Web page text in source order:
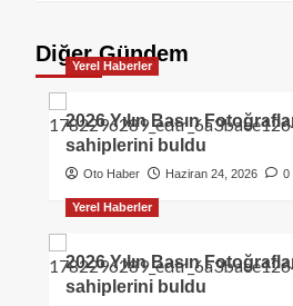
Diğer Gündem
Yerel Haberler
2026 Yılın Basın
sahiplerini buldu
Oto Haber Haziran 24, 2026 0
Yerel Haberler
2026 Yılın Basın
sahiplerini buldu